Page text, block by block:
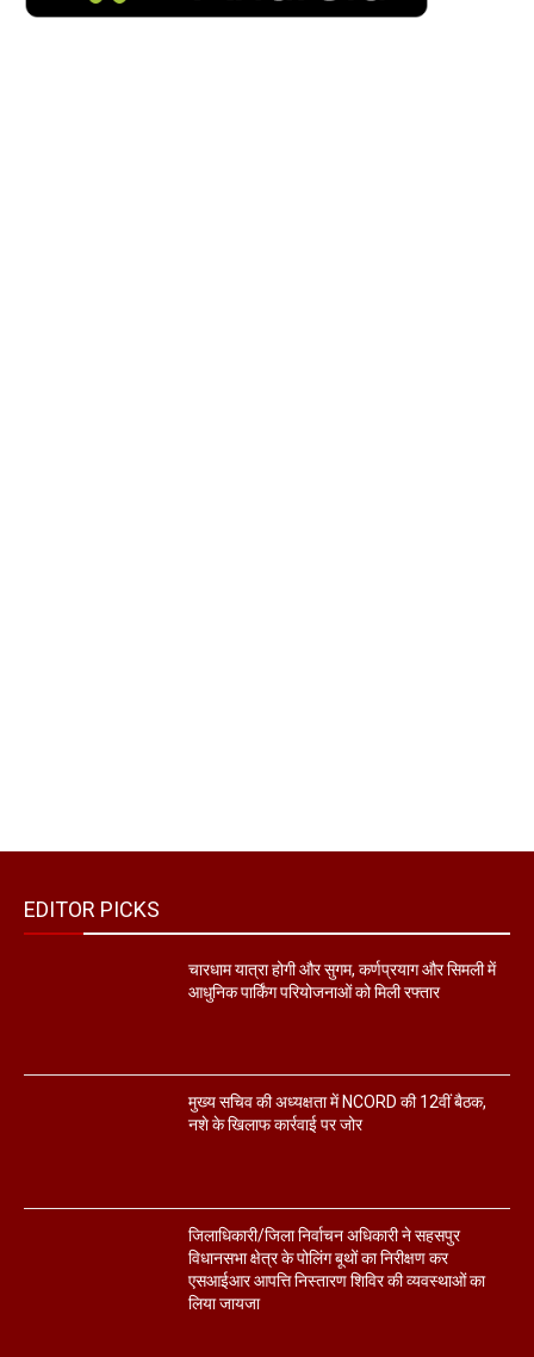
EDITOR PICKS
चारधाम यात्रा होगी और सुगम, कर्णप्रयाग और सिमली में
आधुनिक पार्किंग परियोजनाओं को मिली रफ्तार
मुख्य सचिव की अध्यक्षता में NCORD की 12वीं बैठक,
नशे के खिलाफ कार्रवाई पर जोर
जिलाधिकारी/जिला निर्वाचन अधिकारी ने सहसपुर
विधानसभा क्षेत्र के पोलिंग बूथों का निरीक्षण कर
एसआईआर आपत्ति निस्तारण शिविर की व्यवस्थाओं का
लिया जायजा